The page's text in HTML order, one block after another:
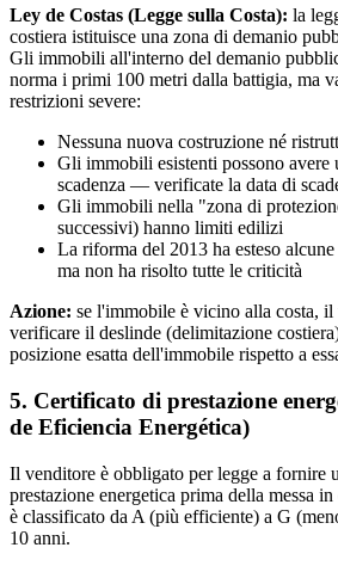
Ley de Costas (Legge sulla Costa): la
costiera istituisce una zona di demanio
Gli immobili all'interno del demanio
norma i primi 100 metri dalla battigia, ma
restrizioni severe:
Nessuna nuova costruzione né
Gli immobili esistenti possono avere
scadenza — verificate la data di
Gli immobili nella "zona di
successivi) hanno limiti edilizi
La riforma del 2013 ha esteso
ma non ha risolto tutte le criticità
Azione: se l'immobile è vicino alla costa,
verificare il deslinde (delimitazione
posizione esatta dell'immobile rispetto a
5. Certificato di prestazione
de Eficiencia Energética)
Il venditore è obbligato per legge a fornire
prestazione energetica prima della messa
è classificato da A (più efficiente) a G
10 anni.